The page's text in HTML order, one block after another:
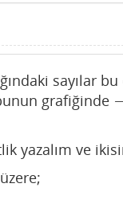
sayılar
grafiğinde −
yazalım ve